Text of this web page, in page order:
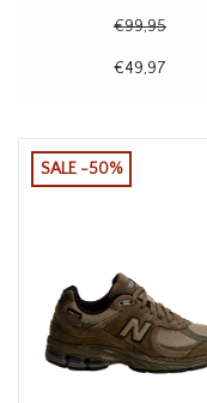
€99,95
€49,97
SALE -50%